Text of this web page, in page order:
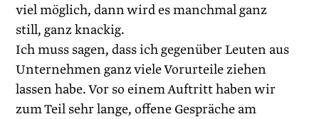
viel möglich, dann wird es manchmal ganz
still, ganz knackig.
Ich muss sagen, dass ich gegenüber Leuten aus
Unternehmen ganz viele Vorurteile ziehen
lassen habe. Vor so einem Auftritt haben wir
zum Teil sehr lange, offene Gespräche am